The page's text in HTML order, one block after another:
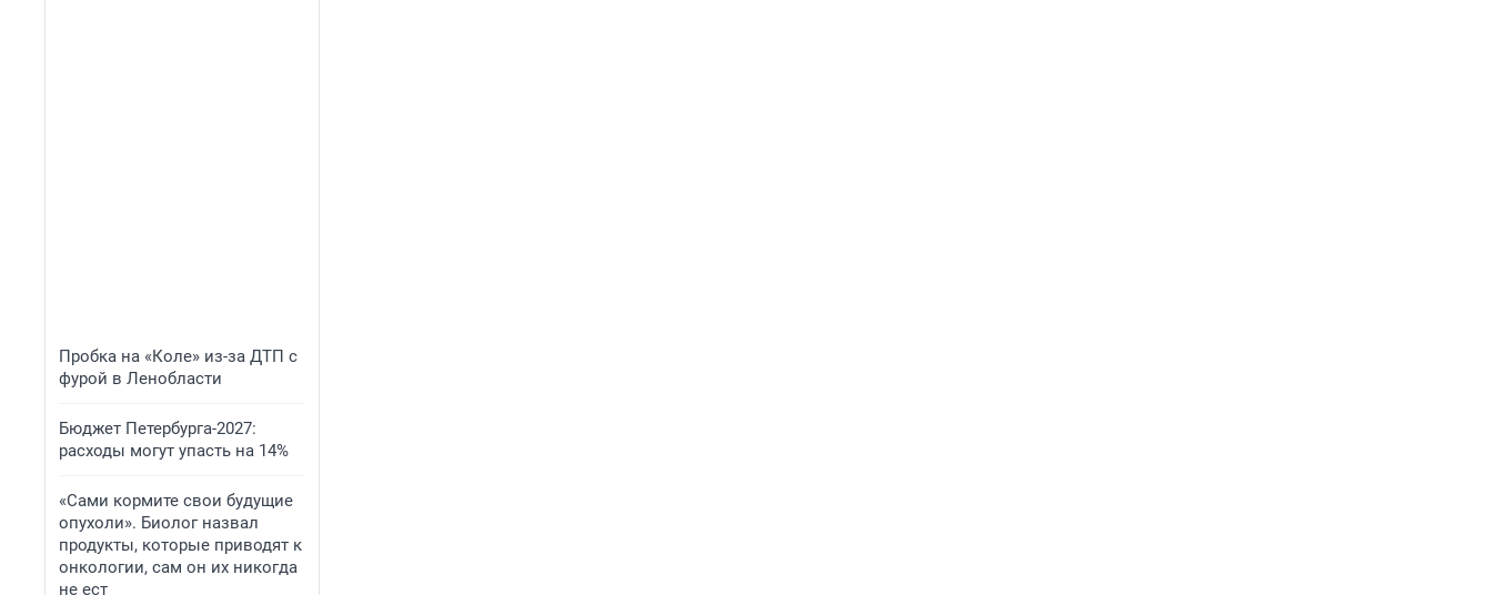
Пробка на «Коле» из-за ДТП с
фурой в Ленобласти
Бюджет Петербурга-2027:
расходы могут упасть на 14%
«Сами кормите свои будущие
опухоли». Биолог назвал
продукты, которые приводят к
онкологии, сам он их никогда
не ест